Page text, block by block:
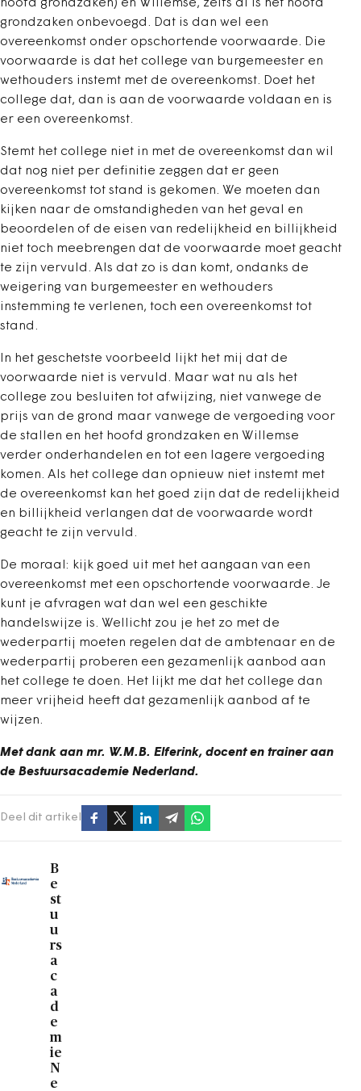
hoofd grondzaken) en Willemse, zelfs al is het hoofd
grondzaken onbevoegd. Dat is dan wel een
overeenkomst onder opschortende voorwaarde. Die
voorwaarde is dat het college van burgemeester en
wethouders instemt met de overeenkomst. Doet het
college dat, dan is aan de voorwaarde voldaan en is
er een overeenkomst.
Stemt het college niet in met de overeenkomst dan wil
dat nog niet per definitie zeggen dat er geen
overeenkomst tot stand is gekomen. We moeten dan
kijken naar de omstandigheden van het geval en
beoordelen of de eisen van redelijkheid en billijkheid
niet toch meebrengen dat de voorwaarde moet geacht
te zijn vervuld. Als dat zo is dan komt, ondanks de
weigering van burgemeester en wethouders
instemming te verlenen, toch een overeenkomst tot
stand.
In het geschetste voorbeeld lijkt het mij dat de
voorwaarde niet is vervuld. Maar wat nu als het
college zou besluiten tot afwijzing, niet vanwege de
prijs van de grond maar vanwege de vergoeding voor
de stallen en het hoofd grondzaken en Willemse
verder onderhandelen en tot een lagere vergoeding
komen. Als het college dan opnieuw niet instemt met
de overeenkomst kan het goed zijn dat de redelijkheid
en billijkheid verlangen dat de voorwaarde wordt
geacht te zijn vervuld.
De moraal: kijk goed uit met het aangaan van een
overeenkomst met een opschortende voorwaarde. Je
kunt je afvragen wat dan wel een geschikte
handelswijze is. Wellicht zou je het zo met de
wederpartij moeten regelen dat de ambtenaar en de
wederpartij proberen een gezamenlijk aanbod aan
het college te doen. Het lijkt me dat het college dan
meer vrijheid heeft dat gezamenlijk aanbod af te
wijzen.
Met dank aan mr. W.M.B. Elferink, docent en trainer aan
de Bestuursacademie Nederland.
Deel dit artikel
B
e
st
u
u
rs
a
c
a
d
e
m
ie
N
e